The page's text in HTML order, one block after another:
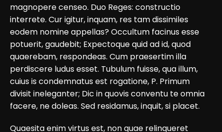
magnopere censeo. Duo Reges: constructio
interrete. Cur igitur, inquam, res tam dissimiles
eodem nomine appellas? Occultum facinus esse
potuerit, gaudebit; Expectoque quid ad id, quod
quaerebam, respondeas. Cum praesertim illa
perdiscere ludus esset. Tubulum fuisse, qua illum,
cuius is condemnatus est rogatione, P. Primum
divisit ineleganter; Dic in quovis conventu te omnia
facere, ne doleas. Sed residamus, inquit, si placet.
Quaesita enim virtus est, non quae relinqueret